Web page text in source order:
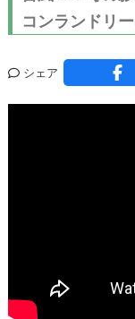
コンランドリ
シェア